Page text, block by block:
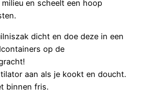
en scheelt een hoop
dicht en doe deze in een
op de
aan als je kookt en doucht.
binnen fris.